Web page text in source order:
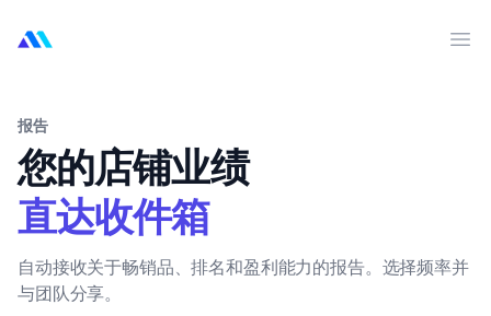
MarktMentor
打
报告
您的店铺业绩
直达收件箱
自动接收关于畅销品、排名和盈利能力的报告。选择频率并
与团队分享。